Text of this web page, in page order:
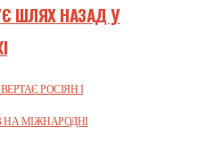
ШЛЯХ НАЗАД У